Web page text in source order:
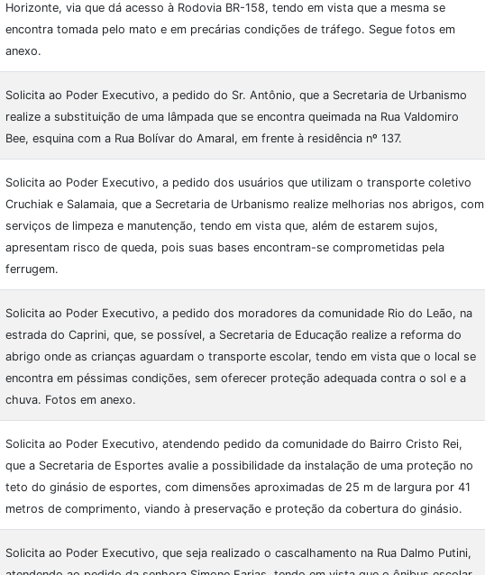
Horizonte, via que dá acesso à Rodovia BR-158, tendo em vista que a mesma se
encontra tomada pelo mato e em precárias condições de tráfego. Segue fotos em
anexo.
Solicita ao Poder Executivo, a pedido do Sr. Antônio, que a Secretaria de Urbanismo
realize a substituição de uma lâmpada que se encontra queimada na Rua Valdomiro
Bee, esquina com a Rua Bolívar do Amaral, em frente à residência nº 137.
Solicita ao Poder Executivo, a pedido dos usuários que utilizam o transporte coletivo
Cruchiak e Salamaia, que a Secretaria de Urbanismo realize melhorias nos abrigos, com
serviços de limpeza e manutenção, tendo em vista que, além de estarem sujos,
apresentam risco de queda, pois suas bases encontram-se comprometidas pela
ferrugem.
Solicita ao Poder Executivo, a pedido dos moradores da comunidade Rio do Leão, na
estrada do Caprini, que, se possível, a Secretaria de Educação realize a reforma do
abrigo onde as crianças aguardam o transporte escolar, tendo em vista que o local se
encontra em péssimas condições, sem oferecer proteção adequada contra o sol e a
chuva. Fotos em anexo.
Solicita ao Poder Executivo, atendendo pedido da comunidade do Bairro Cristo Rei,
que a Secretaria de Esportes avalie a possibilidade da instalação de uma proteção no
teto do ginásio de esportes, com dimensões aproximadas de 25 m de largura por 41
metros de comprimento, viando à preservação e proteção da cobertura do ginásio.
Solicita ao Poder Executivo, que seja realizado o cascalhamento na Rua Dalmo Putini,